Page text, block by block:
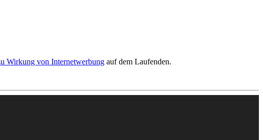
Wirkung von Internetwerbung auf dem Laufenden.